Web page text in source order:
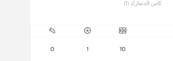
كاس الدنمارك (1)
10
1
0